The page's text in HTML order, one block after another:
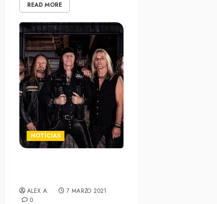
READ MORE
NOTÍCIAS
ALEX A.
7 MARZO 2021
0